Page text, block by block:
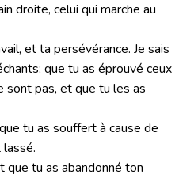
droite, celui qui marche au
et ta persévérance. Je sais
que tu as éprouvé ceux
sont pas, et que tu les as
tu as souffert à cause de
que tu as abandonné ton